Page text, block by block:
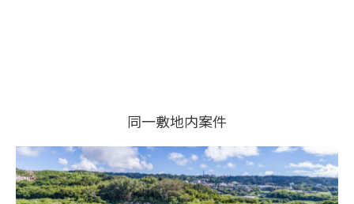
同一敷地内案件